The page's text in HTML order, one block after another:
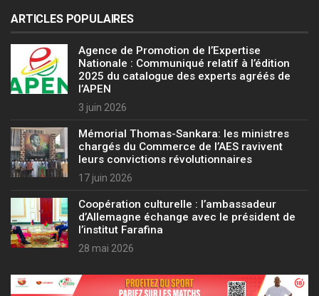
ARTICLES POPULAIRES
Agence de Promotion de l’Expertise
Nationale : Communiqué relatif à l’édition
2025 du catalogue des experts agréés de
l’APEN
3 juin 2026
Mémorial Thomas-Sankara: les ministres
chargés du Commerce de l’AES ravivent
leurs convictions révolutionnaires
17 juin 2026
Coopération culturelle : l’ambassadeur
d’Allemagne échange avec le président de
l’institut Farafina
28 mai 2026